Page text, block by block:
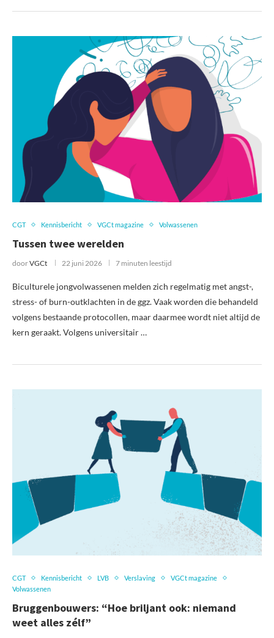
CGT Kennisbericht VGCt magazine Volwassenen
Tussen twee werelden
doorVGCt 22 juni 2026 7 minuten leestijd
Biculturele jongvolwassenen melden zich regelmatig met angst-,
stress- of burn-outklachten in de ggz. Vaak worden die behandeld
volgens bestaande protocollen, maar daarmee wordt niet altijd de
kern geraakt. Volgens universitair …
CGT Kennisbericht LVB Verslaving
VGCt magazine
Volwassenen
Bruggenbouwers: “Hoe briljant ook: niemand
weet alles zélf”